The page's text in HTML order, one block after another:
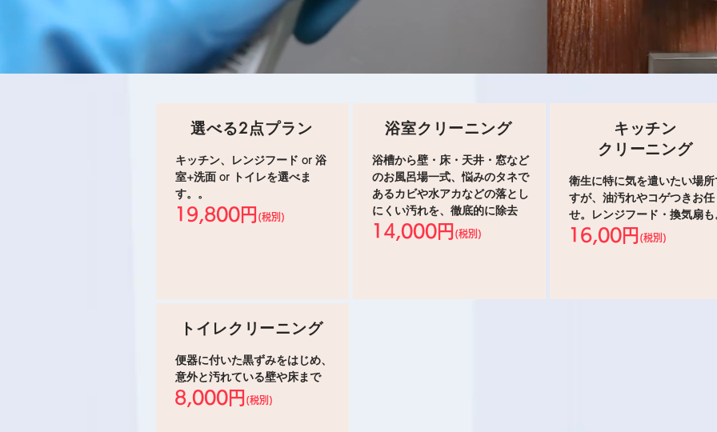
選べる2点プラン
キッチン、レンジフード or 浴
室+洗面 or トイレを選べま
す。。
19,800円 (税別)
浴室クリーニング
浴槽から壁・床・天井・窓など
のお風呂場一式、悩みのタネで
あるカビや水アカなどの落とし
にくい汚れを、徹底的に除去
14,000円 (税別)
キッチン
クリーニング
衛生に特に気を遣いたい場所
すが、油汚れやコゲつきお任
せ。レンジフード・換気扇も
16,00円 (税別)
トイレクリーニング
便器に付いた黒ずみをはじめ、
意外と汚れている壁や床まで
8,000円 (税別)